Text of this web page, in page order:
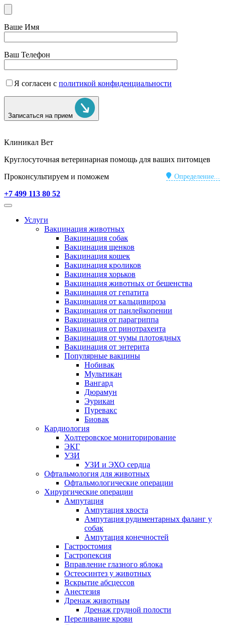
Ваше Имя
Ваш Телефон
Я согласен с политикой конфиденциальности
Записаться на прием
Клиникал Вет
Круглосуточная ветеринарная помощь для ваших питомцев
Определение...
Проконсультируем и поможем
+7 499 113 80 52
Услуги
Вакцинация животных
Вакцинация собак
Вакцинация щенков
Вакцинация кошек
Вакцинация кроликов
Вакцинация хорьков
Вакцинация животных от бешенства
Вакцинация от гепатита
Вакцинация от кальцивироза
Вакцинация от панлейкопении
Вакцинация от парагриппа
Вакцинация от ринотрахеита
Вакцинация от чумы плотоядных
Вакцинация от энтерита
Популярные вакцины
Нобивак
Мультикан
Вангард
Дюрамун
Эурикан
Пуревакс
Биовак
Кардиология
Холтеровское мониторирование
ЭКГ
УЗИ
УЗИ и ЭХО сердца
Офтальмология для животных
Офтальмологические операции
Хирургические операции
Ампутация
Ампутация хвоста
Ампутация рудиментарных фаланг у
собак
Ампутация конечностей
Гастростомия
Гастропексия
Вправление глазного яблока
Остеосинтез у животных
Вскрытие абсцессов
Анестезия
Дренаж животным
Дренаж грудной полости
Переливание крови